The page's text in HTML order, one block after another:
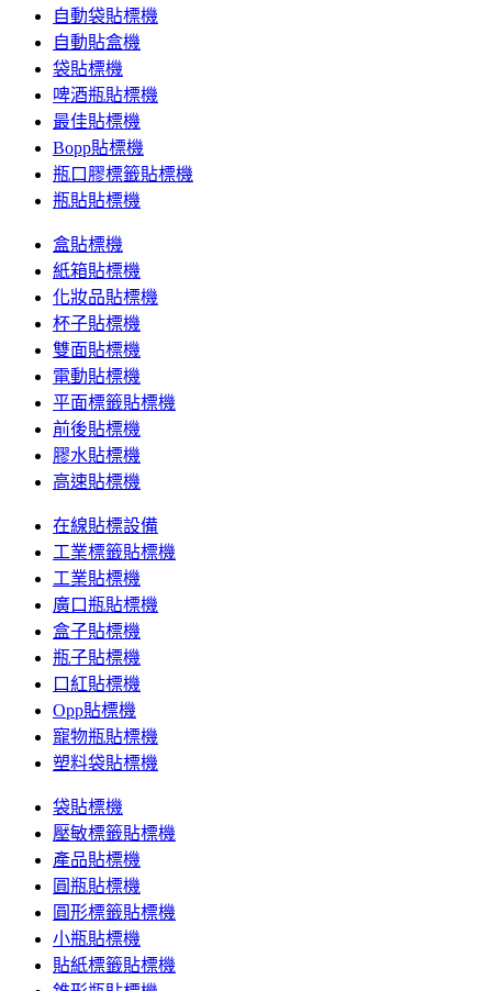
自動袋貼標機
自動貼盒機
袋貼標機
啤酒瓶貼標機
最佳貼標機
Bopp貼標機
瓶口膠標籤貼標機
瓶貼貼標機
盒貼標機
紙箱貼標機
化妝品貼標機
杯子貼標機
雙面貼標機
電動貼標機
平面標籤貼標機
前後貼標機
膠水貼標機
高速貼標機
在線貼標設備
工業標籤貼標機
工業貼標機
廣口瓶貼標機
盒子貼標機
瓶子貼標機
口紅貼標機
Opp貼標機
寵物瓶貼標機
塑料袋貼標機
袋貼標機
壓敏標籤貼標機
產品貼標機
圓瓶貼標機
圓形標籤貼標機
小瓶貼標機
貼紙標籤貼標機